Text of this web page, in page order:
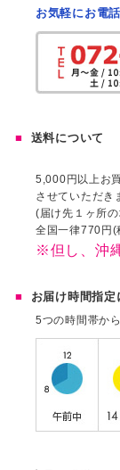
お気軽にお電
送料について
5,000円以上お
させていただき
(届け先１ヶ所
全国一律770円(
※但し、沖
お届け時間指定
5つの時間帯か